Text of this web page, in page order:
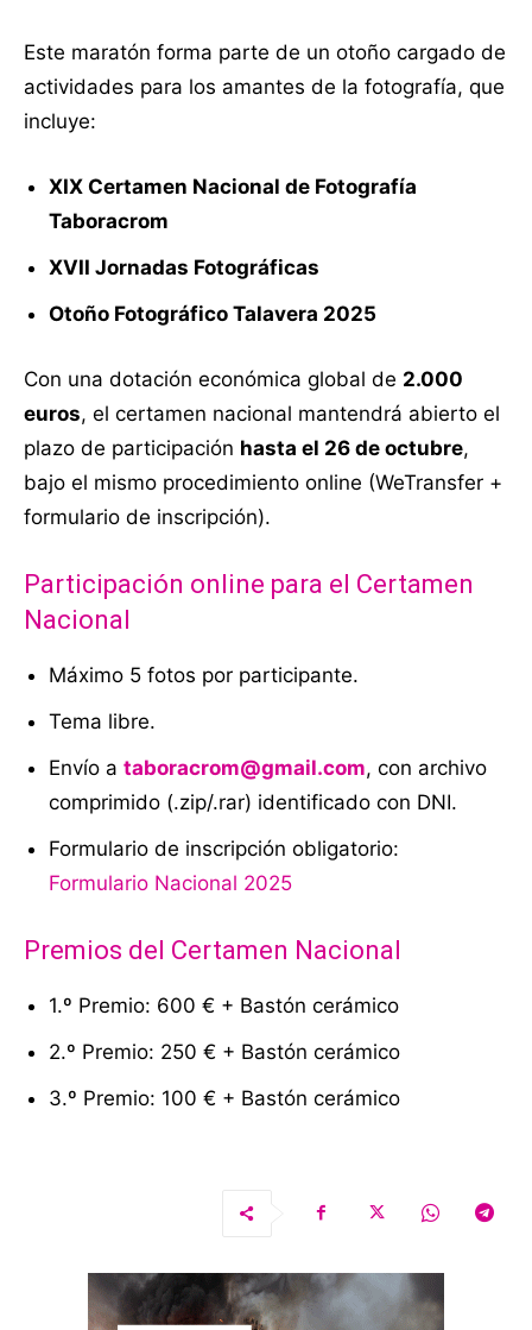
Este maratón forma parte de un otoño cargado de
actividades para los amantes de la fotografía, que
incluye:
XIX Certamen Nacional de Fotografía
Taboracrom
XVII Jornadas Fotográficas
Otoño Fotográfico Talavera 2025
Con una dotación económica global de 2.000
euros, el certamen nacional mantendrá abierto el
plazo de participación hasta el 26 de octubre,
bajo el mismo procedimiento online (WeTransfer +
formulario de inscripción).
Participación online para el Certamen
Nacional
Máximo 5 fotos por participante.
Tema libre.
Envío a taboracrom@gmail.com, con archivo
comprimido (.zip/.rar) identificado con DNI.
Formulario de inscripción obligatorio:
Formulario Nacional 2025
Premios del Certamen Nacional
1.º Premio: 600 € + Bastón cerámico
2.º Premio: 250 € + Bastón cerámico
3.º Premio: 100 € + Bastón cerámico